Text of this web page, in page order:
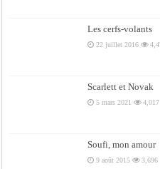
Les cerfs-volants
22 juillet 2016
Scarlett et Novak
5 mars 2021 4,017
Soufi, mon amour
9 août 2015 3,696